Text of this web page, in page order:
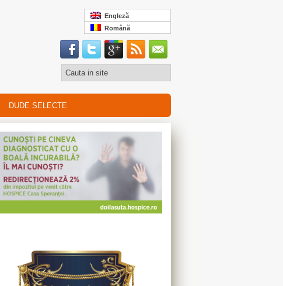
Engleză
Română
DUDE SELECTE